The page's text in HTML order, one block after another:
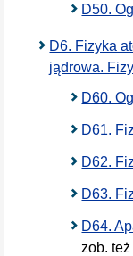
D50.
D6. Fizyka
jądrowa.
D60.
D61.
D62.
D63.
D64.
zob. też